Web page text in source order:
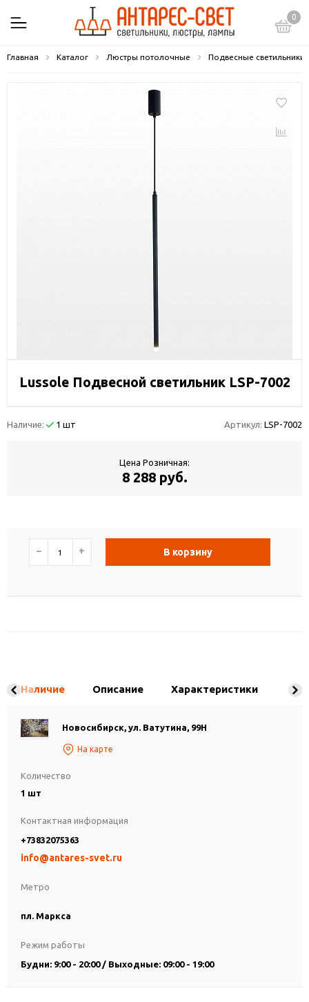
0
Главная Каталог Люстры потолочные Подвесные светильники
Lussole Подвесной светильник LSP-7002
Наличие: 1 шт Артикул: LSP-7002
Цена Розничная:
8 288 руб.
− + В корзину
Наличие Описание Характеристики
Новосибирск, ул. Ватутина, 99Н
На карте
Количество
1 шт
Метро
пл. Маркса
Контактная информация
+73832075363
info@antares-svet.ru
Режим работы
Будни: 9:00 - 20:00 / Выходные: 09:00 - 19:00